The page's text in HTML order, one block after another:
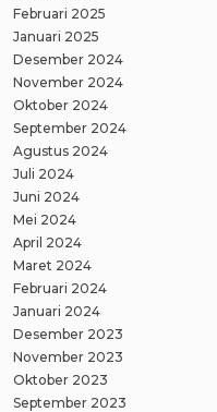
Februari 2025
Januari 2025
Desember 2024
November 2024
Oktober 2024
September 2024
Agustus 2024
Juli 2024
Juni 2024
Mei 2024
April 2024
Maret 2024
Februari 2024
Januari 2024
Desember 2023
November 2023
Oktober 2023
September 2023